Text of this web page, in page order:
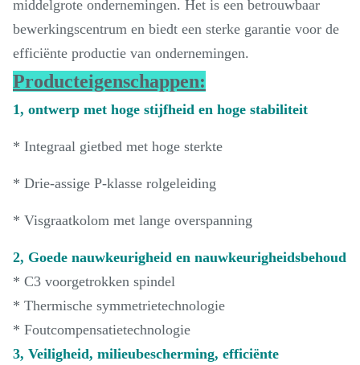
middelgrote ondernemingen. Het is een betrouwbaar
bewerkingscentrum en biedt een sterke garantie voor de
efficiënte productie van ondernemingen.
Producteigenschappen:
1, ontwerp met hoge stijfheid en hoge stabiliteit
* Integraal gietbed met hoge sterkte
* Drie-assige P-klasse rolgeleiding
* Visgraatkolom met lange overspanning
2, Goede nauwkeurigheid en nauwkeurigheidsbehoud
* C3 voorgetrokken spindel
* Thermische symmetrietechnologie
* Foutcompensatietechnologie
3, Veiligheid, milieubescherming, efficiënte